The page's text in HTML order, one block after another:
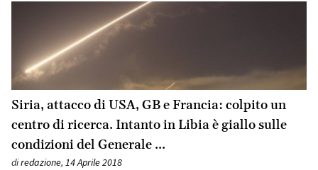
Siria, attacco di USA, GB e Francia: colpito un
centro di ricerca. Intanto in Libia è giallo sulle
condizioni del Generale ...
diredazione, 14 Aprile 2018